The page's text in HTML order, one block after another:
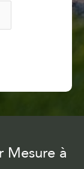
Mesure à